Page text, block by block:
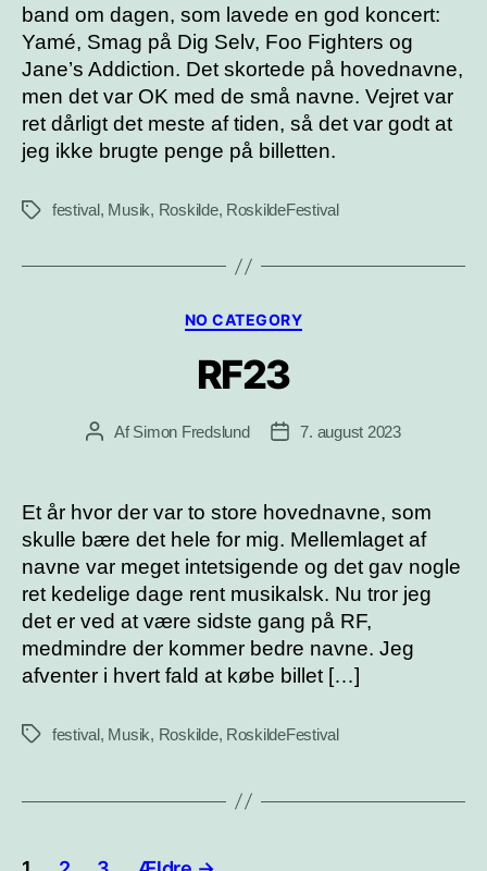
band om dagen, som lavede en god koncert:
Yamé, Smag på Dig Selv, Foo Fighters og
Jane’s Addiction. Det skortede på hovednavne,
men det var OK med de små navne. Vejret var
ret dårligt det meste af tiden, så det var godt at
jeg ikke brugte penge på billetten.
Tagsfestival, Musik, Roskilde, RoskildeFestival
Kategorier
NO CATEGORY
RF23
Indlægsforfatter
AfSimon Fredslund Indlægsdato
7. august 2023
Et år hvor der var to store hovednavne, som
skulle bære det hele for mig. Mellemlaget af
navne var meget intetsigende og det gav nogle
ret kedelige dage rent musikalsk. Nu tror jeg
det er ved at være sidste gang på RF,
medmindre der kommer bedre navne. Jeg
afventer i hvert fald at købe billet […]
Tagsfestival, Musik, Roskilde, RoskildeFestival
Indlægsinddeling